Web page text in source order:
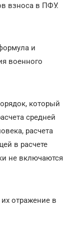
взноса в ПФУ.
и
военного
который
средней
расчета
в расчете
не включаются
отражение в